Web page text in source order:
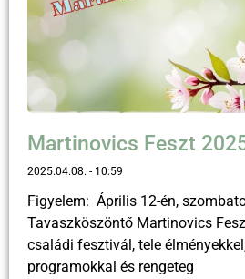
Martinovics Feszt
2025.04.08. 10:59
Figyelem: Április 12-én,
Tavaszköszöntő Martinovics
családi fesztivál, tele
programokkal és rengeteg